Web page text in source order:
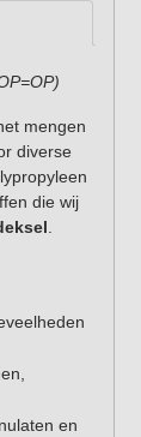
mengen
diverse
die wij
.
en